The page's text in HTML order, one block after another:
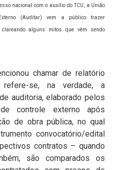
nacional com o auxílio do TCU, a União
(Auditar) vem a público trazer
alguns mitos que vêm sendo
chamar de relatório
se, na verdade, a
auditoria, elaborado pelos
controle externo após
de obra pública, no qual
convocatório/edital
contratos – quando
são comparados os